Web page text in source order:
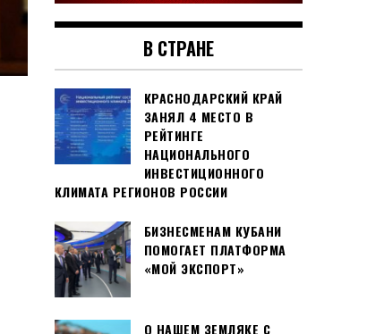
В СТРАНЕ
КРАСНОДАРСКИЙ КРАЙ
ЗАНЯЛ 4 МЕСТО В
РЕЙТИНГЕ
НАЦИОНАЛЬНОГО
ИНВЕСТИЦИОННОГО
КЛИМАТА РЕГИОНОВ РОССИИ
БИЗНЕСМЕНАМ КУБАНИ
ПОМОГАЕТ ПЛАТФОРМА
«МОЙ ЭКСПОРТ»
О НАШЕМ ЗЕМЛЯКЕ С